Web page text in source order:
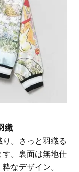
織
。さっと羽織る
。裏面は無地仕
なデザイン。